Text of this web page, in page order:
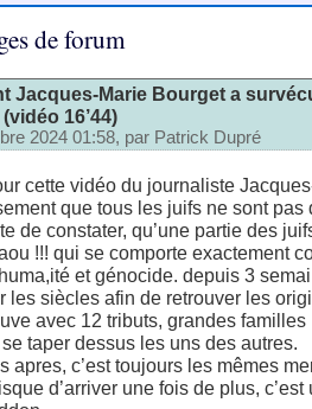
de forum
Jacques-Marie Bourget a
16’44)
2024 01:58, par Patrick Dupré
cette vidéo du journaliste
que tous les juifs ne sont pas
de constater, qu’une partie des
!!! qui se comporte exactement
et génocide. depuis 3
les siècles afin de retrouver les
avec 12 tributs, grandes
taper dessus les uns des autres.
apres, c’est toujours les mêmes
d’arriver une fois de plus,